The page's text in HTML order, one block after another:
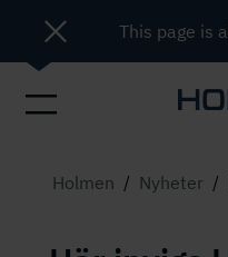
Holmen / Nyheter /
This page is